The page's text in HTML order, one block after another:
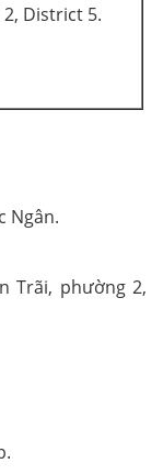
District 5.
Ngân.
Trãi, phường 2,